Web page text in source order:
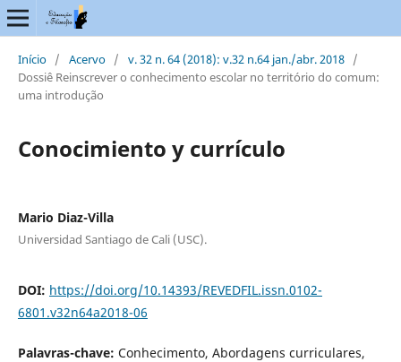
Início / Acervo / v. 32 n. 64 (2018): v.32 n.64 jan./abr. 2018 /
Dossiê Reinscrever o conhecimento escolar no território do comum:
uma introdução
Conocimiento y currículo
Mario Diaz-Villa
Universidad Santiago de Cali (USC).
DOI: https://doi.org/10.14393/REVEDFIL.issn.0102-
6801.v32n64a2018-06
Palavras-chave: Conhecimento, Abordagens curriculares,